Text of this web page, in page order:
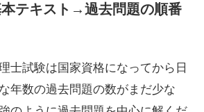
テキスト→過去問題の順番
士試験は国家資格になってから日
年数の過去問題の数がまだ少な